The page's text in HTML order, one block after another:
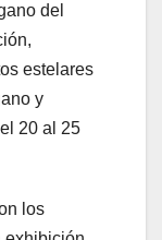
del
estelares
y
20 al 25
los